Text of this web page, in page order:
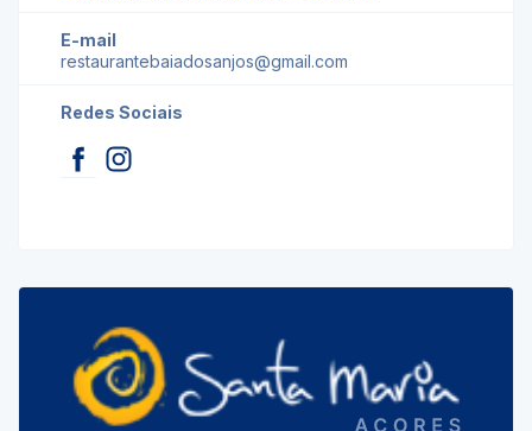
E-mail
restaurantebaiadosanjos@gmail.com
Redes Sociais